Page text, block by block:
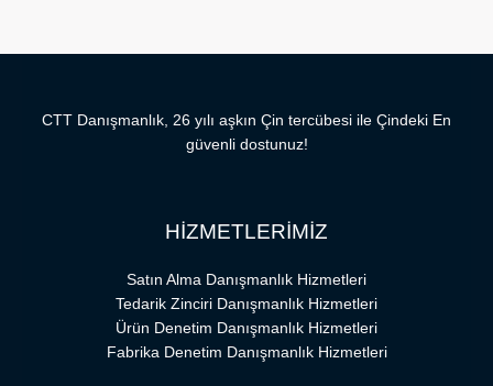
CTT Danışmanlık, 26 yılı aşkın Çin tercübesi ile Çindeki En
güvenli dostunuz!
HİZMETLERİMİZ
Satın Alma Danışmanlık Hizmetleri
Tedarik Zinciri Danışmanlık Hizmetleri
Ürün Denetim Danışmanlık Hizmetleri
Fabrika Denetim Danışmanlık Hizmetleri